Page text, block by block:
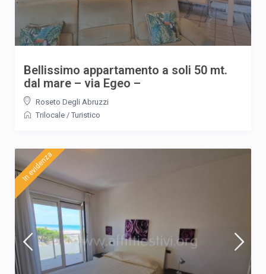
Bellissimo appartamento a soli 50 mt.
dal mare – via Egeo –
Roseto Degli Abruzzi
Trilocale / Turistico
In evidenza